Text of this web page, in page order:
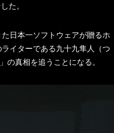
た。
日本一ソフトウェアが贈るホ
イターである九十九隼人（つ
の真相を追うことになる。​